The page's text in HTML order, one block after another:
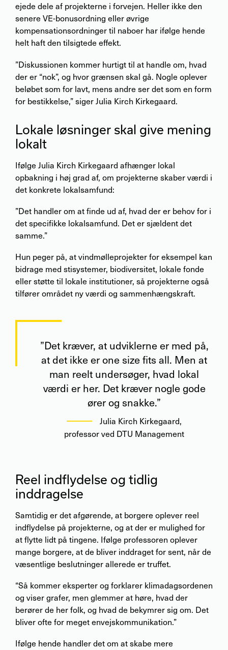
ejede dele af projekterne i forvejen. Heller ikke den
senere VE-bonusordning eller øvrige
kompensationsordninger til naboer har ifølge hende
helt haft den tilsigtede effekt.
”Diskussionen kommer hurtigt til at handle om, hvad
der er “nok”, og hvor grænsen skal gå. Nogle oplever
beløbet som for lavt, mens andre ser det som en form
for bestikkelse,” siger Julia Kirch Kirkegaard.
Lokale løsninger skal give mening
lokalt
Ifølge Julia Kirch Kirkegaard afhænger lokal
opbakning i høj grad af, om projekterne skaber værdi i
det konkrete lokalsamfund:
”Det handler om at finde ud af, hvad der er behov for i
det specifikke lokalsamfund. Det er sjældent det
samme.”
Hun peger på, at vindmølleprojekter for eksempel kan
bidrage med stisystemer, biodiversitet, lokale fonde
eller støtte til lokale institutioner, så projekterne også
tilfører området ny værdi og sammenhængskraft.
”Det kræver, at udviklerne er med på,
at det ikke er one size fits all. Men at
man reelt undersøger, hvad lokal
værdi er her. Det kræver nogle gode
ører og snakke.”
Julia Kirch Kirkegaard,
professor ved DTU Management
Reel indflydelse og tidlig
inddragelse
Samtidig er det afgørende, at borgere oplever reel
indflydelse på projekterne, og at der er mulighed for
at flytte lidt på tingene. Ifølge professoren oplever
mange borgere, at de bliver inddraget for sent, når de
væsentlige beslutninger allerede er truffet.
“Så kommer eksperter og forklarer klimadagsordenen
og viser grafer, men glemmer at høre, hvad der
berører de her folk, og hvad de bekymrer sig om. Det
bliver ofte for meget envejskommunikation.”
Ifølge hende handler det om at skabe mere